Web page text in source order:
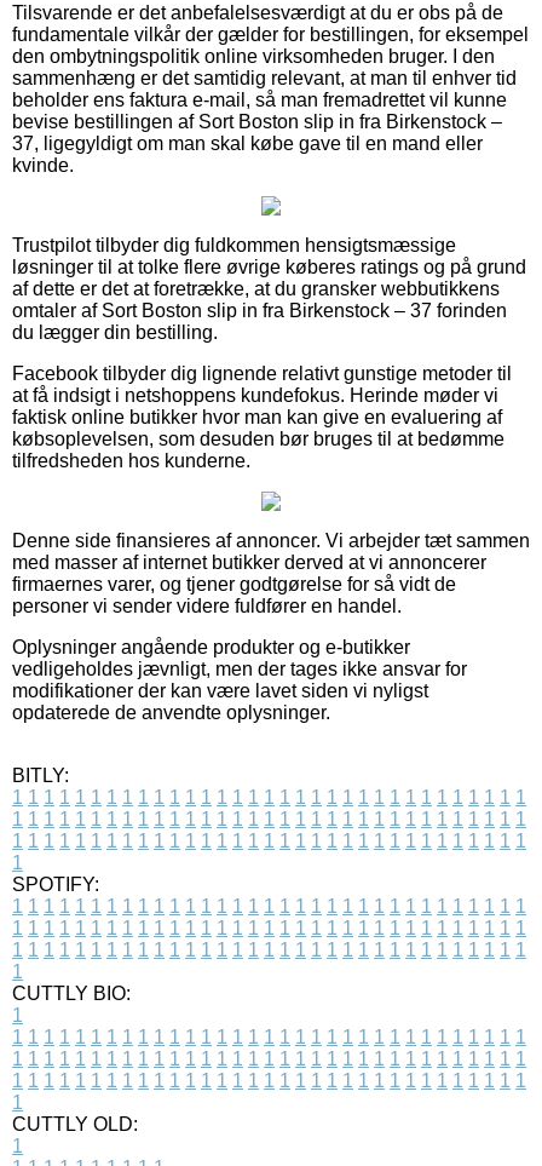
Tilsvarende er det anbefalelsesværdigt at du er obs på de
fundamentale vilkår der gælder for bestillingen, for eksempel
den ombytningspolitik online virksomheden bruger. I den
sammenhæng er det samtidig relevant, at man til enhver tid
beholder ens faktura e-mail, så man fremadrettet vil kunne
bevise bestillingen af Sort Boston slip in fra Birkenstock –
37, ligegyldigt om man skal købe gave til en mand eller
kvinde.
Trustpilot tilbyder dig fuldkommen hensigtsmæssige
løsninger til at tolke flere øvrige køberes ratings og på grund
af dette er det at foretrække, at du gransker webbutikkens
omtaler af Sort Boston slip in fra Birkenstock – 37 forinden
du lægger din bestilling.
Facebook tilbyder dig lignende relativt gunstige metoder til
at få indsigt i netshoppens kundefokus. Herinde møder vi
faktisk online butikker hvor man kan give en evaluering af
købsoplevelsen, som desuden bør bruges til at bedømme
tilfredsheden hos kunderne.
Denne side finansieres af annoncer. Vi arbejder tæt sammen
med masser af internet butikker derved at vi annoncerer
firmaernes varer, og tjener godtgørelse for så vidt de
personer vi sender videre fuldfører en handel.
Oplysninger angående produkter og e-butikker
vedligeholdes jævnligt, men der tages ikke ansvar for
modifikationer der kan være lavet siden vi nyligst
opdaterede de anvendte oplysninger.
BITLY:
1 1 1 1 1 1 1 1 1 1 1 1 1 1 1 1 1 1 1 1 1 1 1 1 1 1 1 1 1 1 1 1 1
1 1 1 1 1 1 1 1 1 1 1 1 1 1 1 1 1 1 1 1 1 1 1 1 1 1 1 1 1 1 1 1 1
1 1 1 1 1 1 1 1 1 1 1 1 1 1 1 1 1 1 1 1 1 1 1 1 1 1 1 1 1 1 1 1 1
1
SPOTIFY:
1 1 1 1 1 1 1 1 1 1 1 1 1 1 1 1 1 1 1 1 1 1 1 1 1 1 1 1 1 1 1 1 1
1 1 1 1 1 1 1 1 1 1 1 1 1 1 1 1 1 1 1 1 1 1 1 1 1 1 1 1 1 1 1 1 1
1 1 1 1 1 1 1 1 1 1 1 1 1 1 1 1 1 1 1 1 1 1 1 1 1 1 1 1 1 1 1 1 1
1
CUTTLY BIO:
1
1 1 1 1 1 1 1 1 1 1 1 1 1 1 1 1 1 1 1 1 1 1 1 1 1 1 1 1 1 1 1 1 1
1 1 1 1 1 1 1 1 1 1 1 1 1 1 1 1 1 1 1 1 1 1 1 1 1 1 1 1 1 1 1 1 1
1 1 1 1 1 1 1 1 1 1 1 1 1 1 1 1 1 1 1 1 1 1 1 1 1 1 1 1 1 1 1 1 1
1
CUTTLY OLD:
1